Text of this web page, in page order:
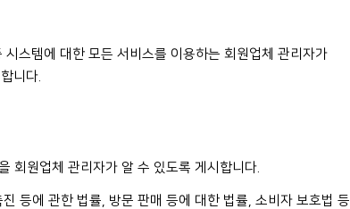
스템에 대한 모든 서비스를 이용하는 회원업체 관리자가
니다.
회원업체 관리자가 알 수 있도록 게시합니다.
등에 관한 법률, 방문 판매 등에 대한 법률, 소비자 보호법 등